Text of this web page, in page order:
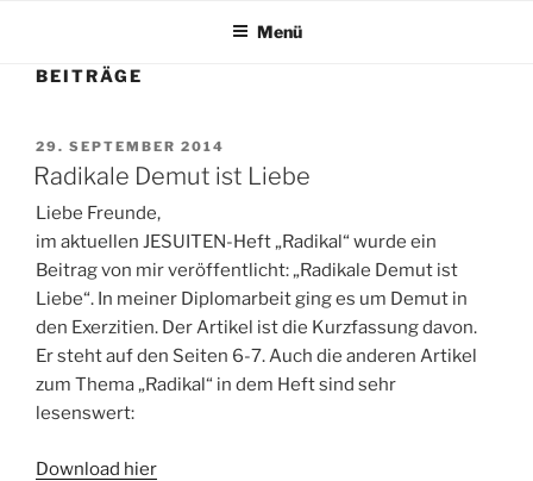
Menü
BEITRÄGE
VERÖFFENTLICHT
AM
29. SEPTEMBER 2014
Radikale Demut ist Liebe
Liebe Freunde,
im aktuellen JESUITEN-Heft „Radikal“ wurde ein
Beitrag von mir veröffentlicht: „Radikale Demut ist
Liebe“. In meiner Diplomarbeit ging es um Demut in
den Exerzitien. Der Artikel ist die Kurzfassung davon.
Er steht auf den Seiten 6-7. Auch die anderen Artikel
zum Thema „Radikal“ in dem Heft sind sehr
lesenswert:
Download hier